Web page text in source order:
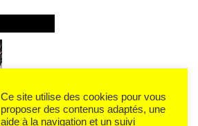
Ce site utilise des cookies pour vous
proposer des contenus adaptés, une
aide à la navigation et un suivi